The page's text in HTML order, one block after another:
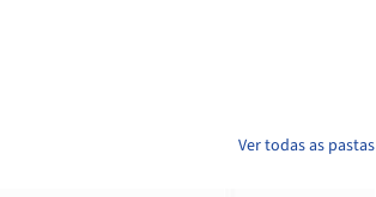
Ver todas as pastas